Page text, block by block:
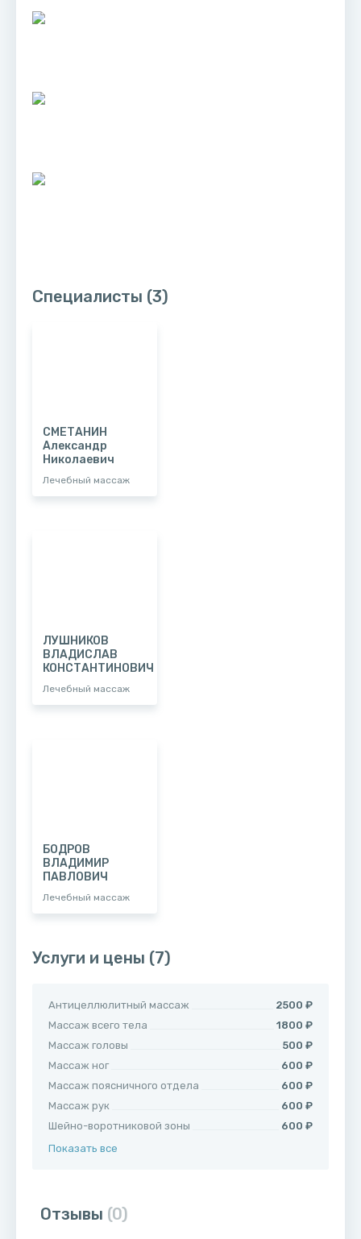
Специалисты (3)
СМЕТАНИН
Александр
Николаевич
Лечебный массаж
ЛУШНИКОВ
ВЛАДИСЛАВ
КОНСТАНТИНОВИЧ
Лечебный массаж
БОДРОВ
ВЛАДИМИР
ПАВЛОВИЧ
Лечебный массаж
Услуги и цены (7)
Антицеллюлитный массаж
2500 ₽
Массаж всего тела
1800 ₽
Массаж головы
500 ₽
Массаж ног
600 ₽
Массаж поясничного отдела
600 ₽
Массаж рук
600 ₽
Шейно-воротниковой зоны
600 ₽
Показать все
Отзывы (0)